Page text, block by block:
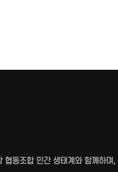
동조합 민간 생태계와 함께하며,